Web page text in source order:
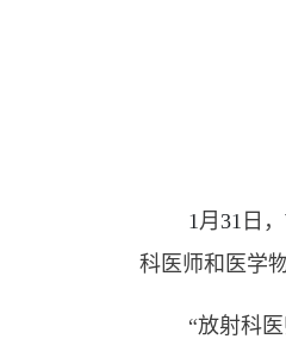
1 月31 日，
科医师和医学
“放射科